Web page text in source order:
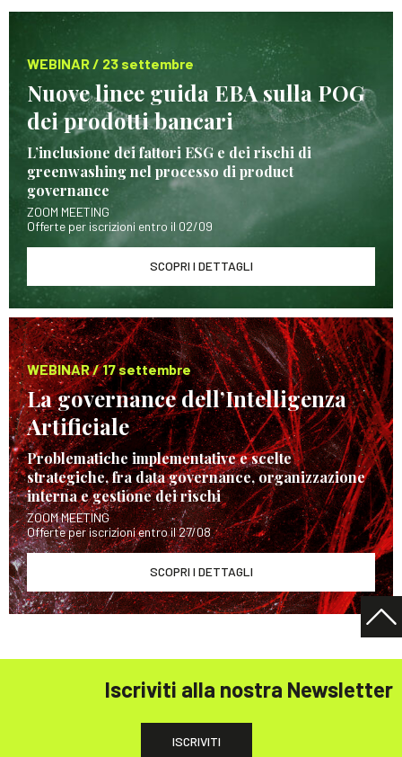
WEBINAR / 23 settembre
Nuove linee guida EBA sulla POG
dei prodotti bancari
L’inclusione dei fattori ESG e dei rischi di
greenwashing nel processo di product
governance
ZOOM MEETING
Offerte per iscrizioni entro il 02/09
SCOPRI I DETTAGLI
WEBINAR / 17 settembre
La governance dell’Intelligenza
Artificiale
Problematiche implementative e scelte
strategiche, fra data governance, organizzazione
interna e gestione dei rischi
ZOOM MEETING
Offerte per iscrizioni entro il 27/08
SCOPRI I DETTAGLI
Iscriviti alla nostra Newsletter
ISCRIVITI